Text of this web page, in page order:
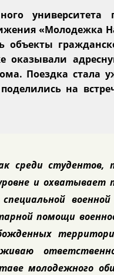
«Молодежка
объекты
оказывали
Поездка стала
на
среди студентов,
и охватывает
помощи
молодежного